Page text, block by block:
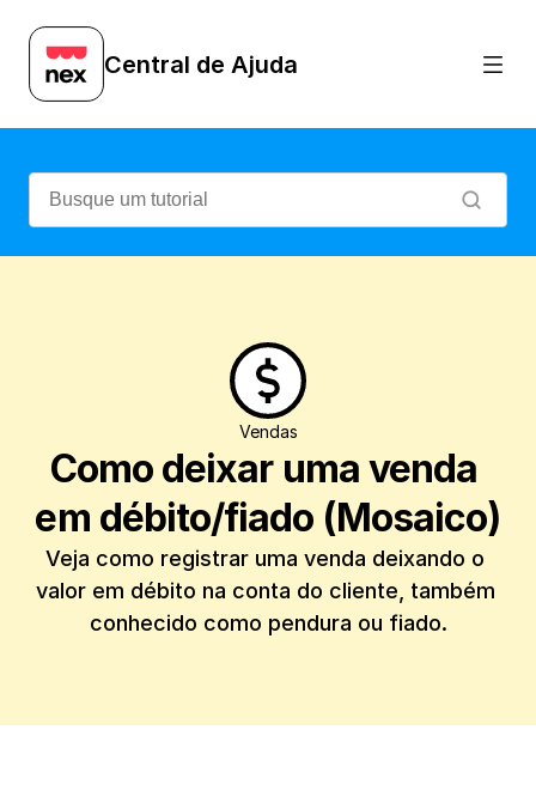
Central de Ajuda
Vendas
Como deixar uma venda
em débito/fiado (Mosaico)
Veja como registrar uma venda deixando o
valor em débito na conta do cliente, também
conhecido como pendura ou fiado.